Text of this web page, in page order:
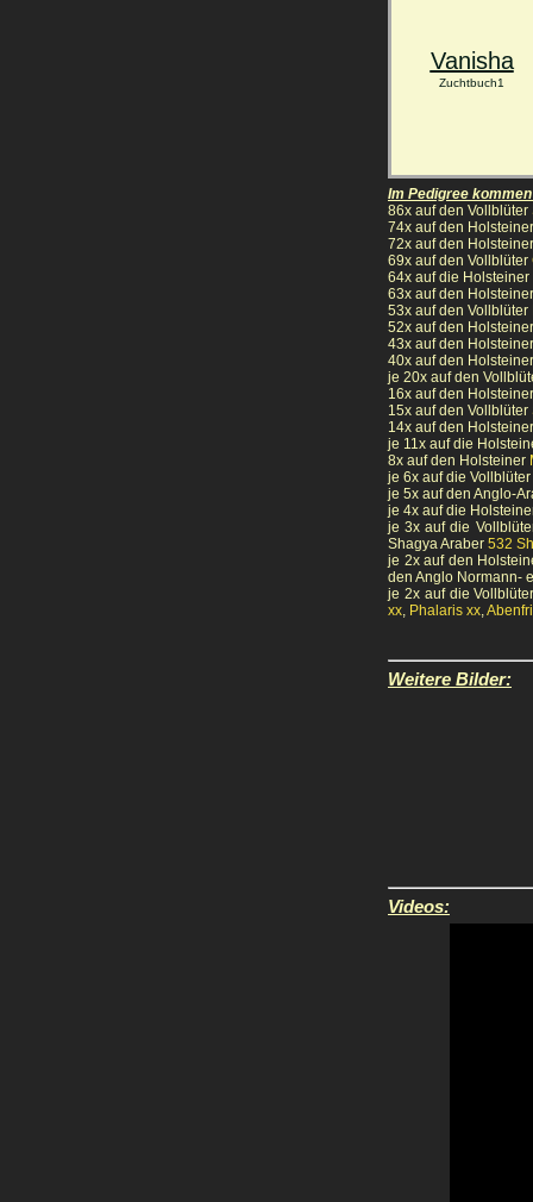
Vanisha
Zuchtbuch1
Im Pedigree
86x auf den Vollblüter
74x auf den
72x auf den
69x auf den Vollblüter
64x auf die Holsteiner
63x auf den
53x auf den Vollblüter
52x auf den
43x auf den
40x auf den
je 20x auf den
16x auf den
15x auf den Vollblüter
14x auf den
je 11x auf die
8x auf den Holsteiner
je 6x auf die Vollblüter
je 5x auf den Anglo-
je 4x auf die
je 3x auf die
Shagya Araber 532
je 2x auf den
den Anglo Normann-
je 2x auf die
xx, Phalaris xx,
Weitere Bilder:
Videos: